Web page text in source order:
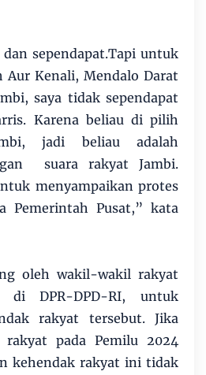
sependapat.Tapi untuk
Aur Kenali, Mendalo Darat
saya tidak sependapat
Karena beliau di pilih
jadi beliau adalah
suara rakyat Jambi.
menyampaikan protes
Pemerintah Pusat,” kata
oleh wakil-wakil rakyat
di DPR-DPD-RI, untuk
rakyat tersebut. Jika
pada Pemilu 2024
kehendak rakyat ini tidak